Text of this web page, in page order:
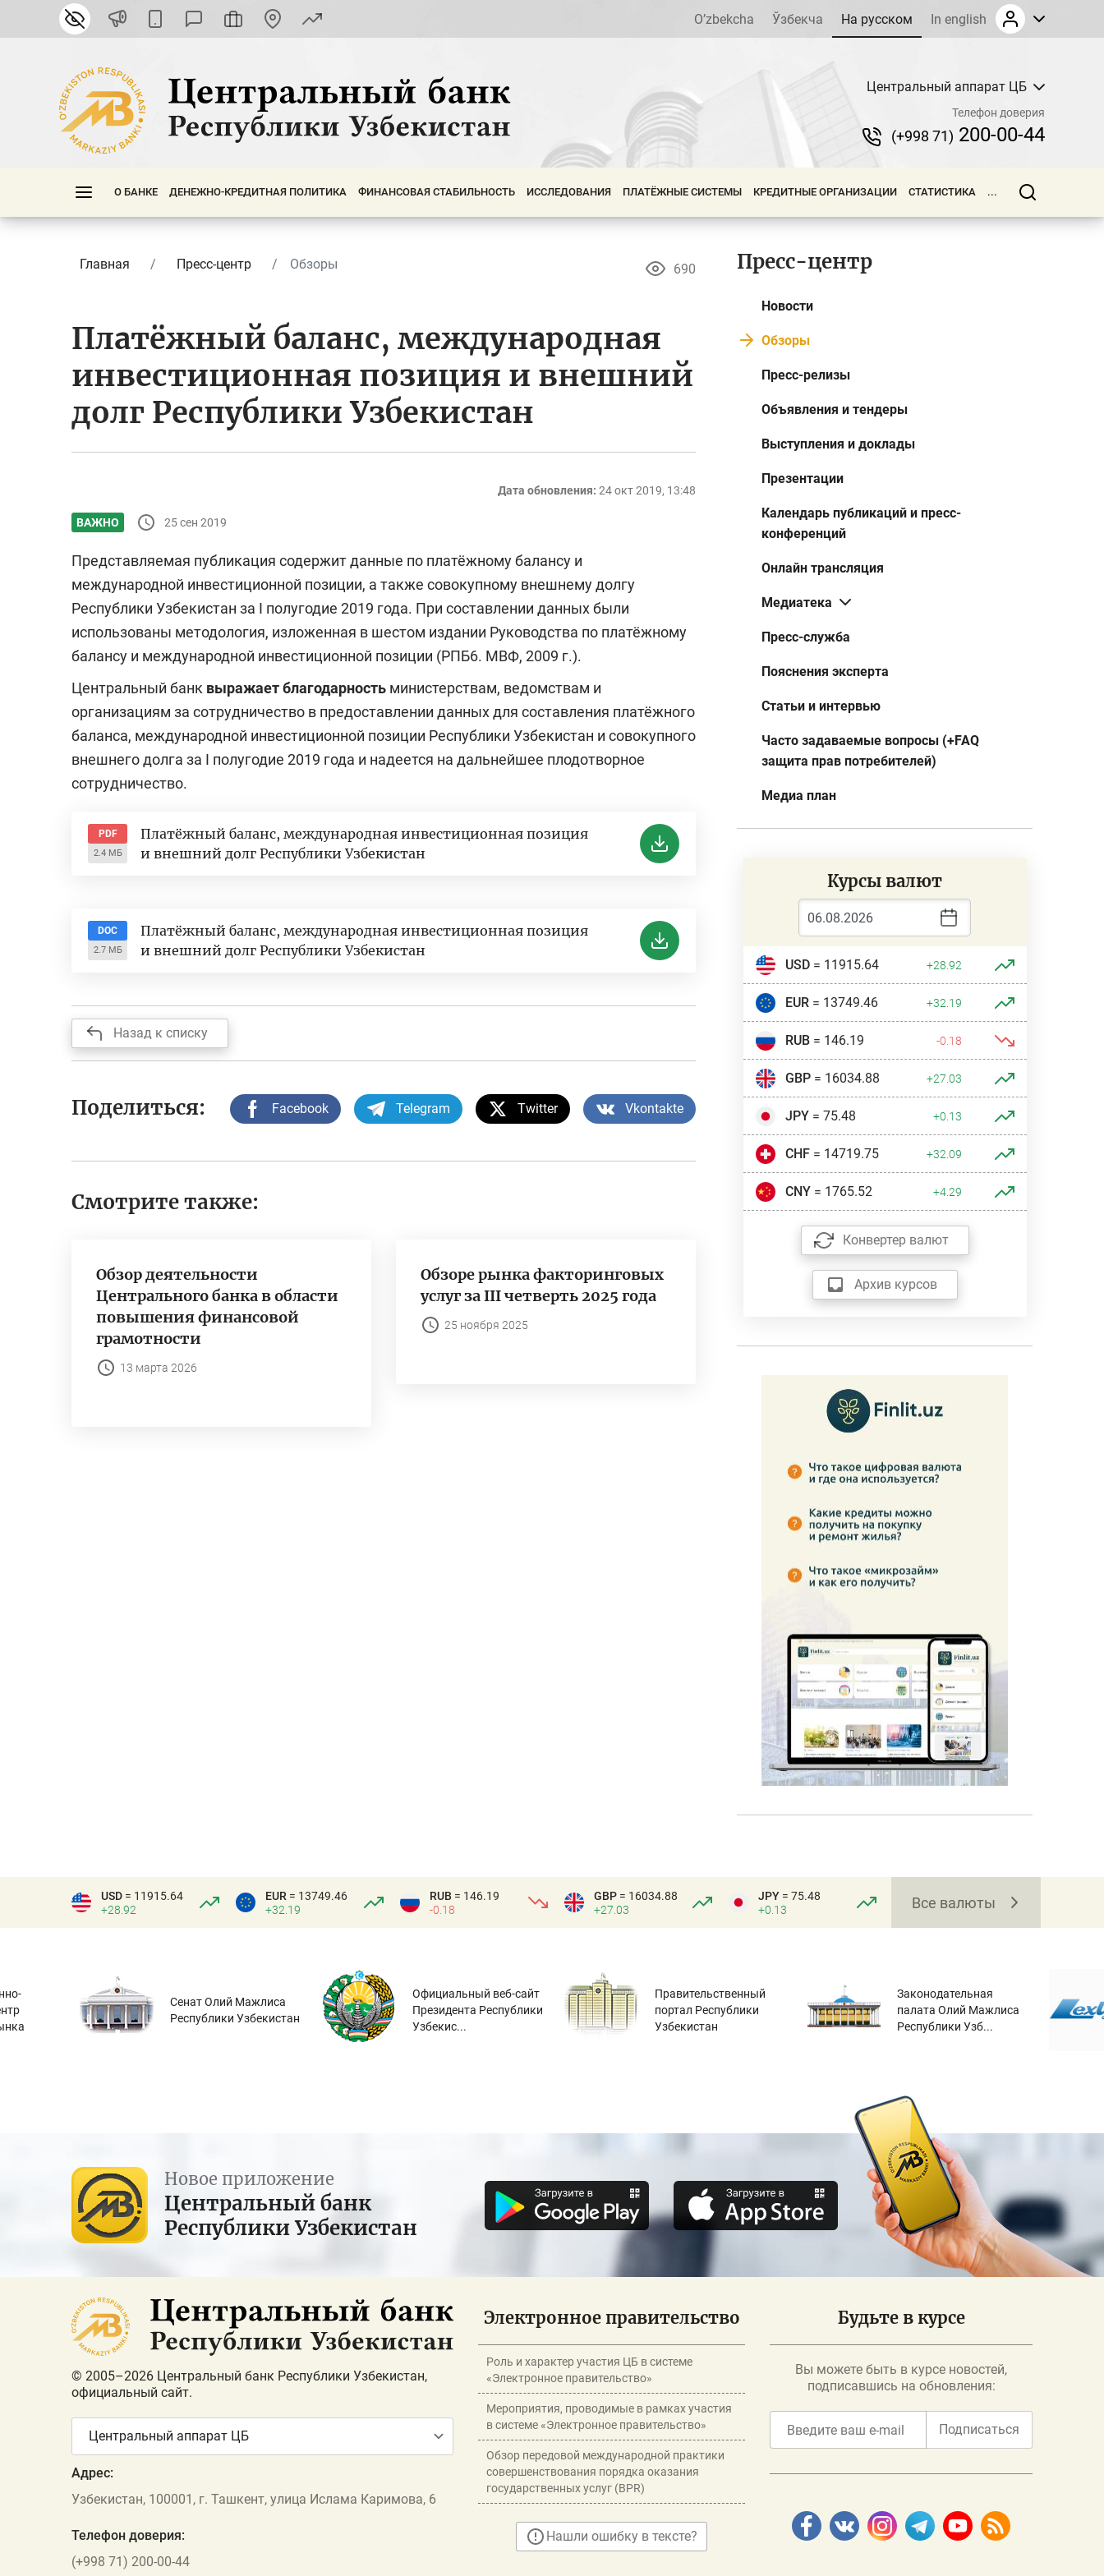
O’zbekcha Ўзбекча На русском In english
Центральный аппарат ЦБ
Телефон доверия
(+998 71) 200-00-44
О БАНКЕ ДЕНЕЖНО-КРЕДИТНАЯ ПОЛИТИКА ФИНАНСОВАЯ СТАБИЛЬНОСТЬ ИССЛЕДОВАНИЯ ПЛАТЁЖНЫЕ СИСТЕМЫ КРЕДИТНЫЕ ОРГАНИЗАЦИИ СТАТИСТИКА ...
Главная Пресс-центр Обзоры 690
Платёжный баланс, международная
инвестиционная позиция и внешний
долг Республики Узбекистан
Дата обновления: 24 окт 2019, 13:48
ВАЖНО 25 сен 2019
Представляемая публикация содержит данные по платёжному балансу и
международной инвестиционной позиции, а также совокупному внешнему долгу
Республики Узбекистан за I полугодие 2019 года. При составлении данных были
использованы методология, изложенная в шестом издании Руководства по платёжному
балансу и международной инвестиционной позиции (РПБ6. МВФ, 2009 г.).
Центральный банк выражает благодарность министерствам, ведомствам и
организациям за сотрудничество в предоставлении данных для составления платёжного
баланса, международной инвестиционной позиции Республики Узбекистан и совокупного
внешнего долга за I полугодие 2019 года и надеется на дальнейшее плодотворное
сотрудничество.
PDF
2.4 МБ
Платёжный баланс, международная инвестиционная позиция
и внешний долг Республики Узбекистан
DOC
2.7 МБ
Платёжный баланс, международная инвестиционная позиция
и внешний долг Республики Узбекистан
Назад к списку
Поделиться: Facebook Telegram Twitter Vkontakte
Смотрите также:
Обзор деятельности
Центрального банка в области
повышения финансовой
грамотности
13 марта 2026
Обзоре рынка факторинговых
услуг за III четверть 2025 года
25 ноября 2025
Пресс-центр
Новости
Обзоры
Пресс-релизы
Объявления и тендеры
Выступления и доклады
Презентации
Календарь публикаций и пресс-
конференций
Онлайн трансляция
Медиатека
Пресс-служба
Пояснения эксперта
Статьи и интервью
Часто задаваемые вопросы (+FAQ
защита прав потребителей)
Медиа план
Курсы валют
USD= 11915.64 +28.92
EUR= 13749.46 +32.19
RUB= 146.19 -0.18
GBP= 16034.88 +27.03
JPY= 75.48 +0.13
CHF= 14719.75 +32.09
CNY= 1765.52 +4.29
Конвертер валют
Архив курсов
USD = 11915.64
+28.92
EUR = 13749.46
+32.19
RUB = 146.19
-0.18
GBP = 16034.88
+27.03
JPY = 75.48
+0.13
Все валюты
Сенат Олий Мажлиса
Республики Узбекистан
Официальный веб-сайт
Президента Республики
Узбекис...
Правительственный
портал Республики
Узбекистан
Законодательная
палата Олий Мажлиса
Республики Узб...
Новое приложение
Центральный банк
Республики Узбекистан
© 2005–2026 Центральный банк Республики Узбекистан,
официальный сайт.
Центральный аппарат ЦБ
Адрес:
Узбекистан, 100001, г. Ташкент, улица Ислама Каримова, 6
Телефон доверия:
(+998 71) 200-00-44
Электронное правительство
Роль и характер участия ЦБ в системе
«Электронное правительство»
Мероприятия, проводимые в рамках участия
в системе «Электронное правительство»
Обзор передовой международной практики
совершенствования порядка оказания
государственных услуг (BPR)
Нашли ошибку в тексте?
Будьте в курсе
Вы можете быть в курсе новостей,
подписавшись на обновления:
Подписаться